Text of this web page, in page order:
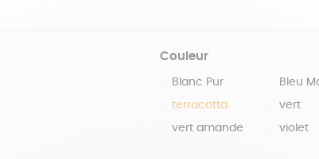
Couleur
Blanc Pur Bleu
terracotta vert
vert amande violet